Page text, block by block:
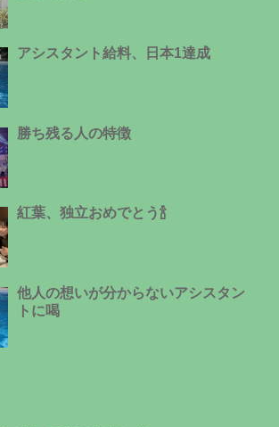
アシスタント給料、日本1達成
勝ち残る人の特徴
紅葉、独立おめでとう🍾
他人の想いが分からないアシスタン
トに喝